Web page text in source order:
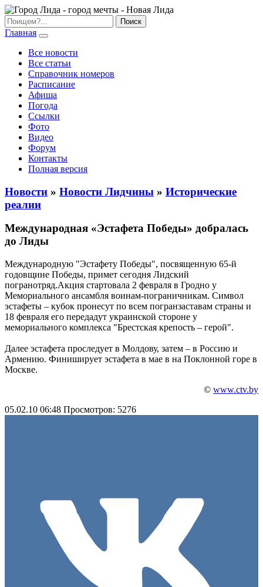
Главная
Все новости
Все статьи
Справочник номеров
Расписание
Афиша
Погода
Ссылки
Фото
Видео
Форум
Контакты
Полная версия
Новости » Новости Лидчины » Исторические
реалии
Международная «Эстафета Победы» добралась
до Лиды
Международную "Эстафету Победы", посвященную 65-й
годовщине Победы, примет сегодня Лидский
погранотряд.Акция стартовала 2 февраля в Гродно у
Мемориального ансамбля воинам-пограничникам. Символ
эстафеты – кубок пронесут по всем погранзаставам страны и
18 февраля его передадут украинской стороне у
мемориального комплекса "Брестская крепость – герой".
Далее эстафета проследует в Молдову, затем – в Россию и
Армению. Финиширует эстафета в мае в на Поклонной горе в
Москве.
© www.ctv.by
05.02.10 06:48 Просмотров: 5276